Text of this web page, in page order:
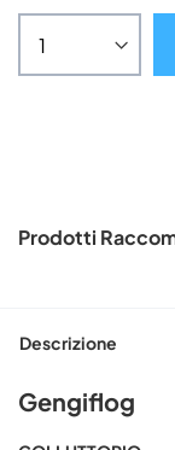
Prodotti
Descrizione
Gengiflog